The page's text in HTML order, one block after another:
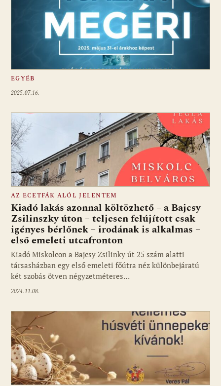
EGYÉB
2025.07.16.
AZ ECETFÁK ALÓL JELENTEM
Kiadó lakás azonnal költözhető – a Bajcsy
Zsilinszky úton – teljesen felújított csak
igényes bérlőnek – irodának is alkalmas –
első emeleti utcafronton
Kiadó Miskolcon a Bajcsy Zsilinky út 25 szám alatti
társasházban egy első emeleti főútra néz különbejáratú
két szobás ötven négyzetméteres…
2024.11.08.